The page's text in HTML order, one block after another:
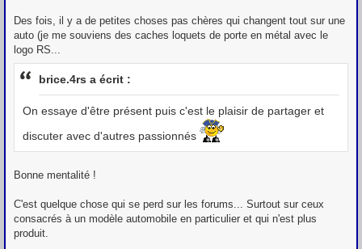
Des fois, il y a de petites choses pas chères qui changent tout sur une
auto (je me souviens des caches loquets de porte en métal avec le
logo RS...
brice.4rs a écrit :
On essaye d'être présent puis c'est le plaisir de partager et
discuter avec d'autres passionnés
Bonne mentalité !
C'est quelque chose qui se perd sur les forums... Surtout sur ceux
consacrés à un modèle automobile en particulier et qui n'est plus
produit.